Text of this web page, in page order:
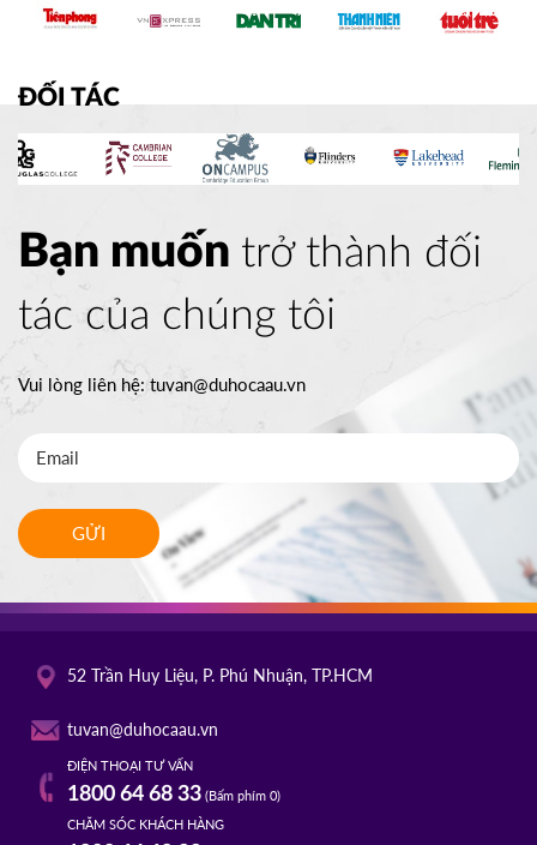
ĐỐI TÁC
Bạn muốn trở thành đối
tác của chúng tôi
Vui lòng liên hệ:tuvan@duhocaau.vn
GỬI
52 Trần Huy Liệu, P. Phú Nhuận, TP.HCM
tuvan@duhocaau.vn
ĐIỆN THOẠI TƯ VẤN
1800 64 68 33(Bấm phím 0)
CHĂM SÓC KHÁCH HÀNG